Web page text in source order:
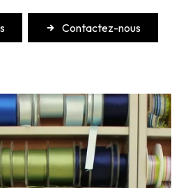
Contactez-nous